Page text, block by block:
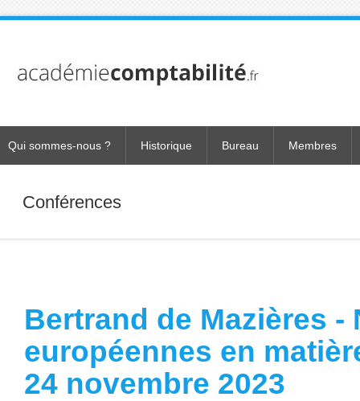
Qui sommes-nous ? Historique Bureau Membres
Conférences
Bertrand de Mazières
européennes en
24 novembre 2023